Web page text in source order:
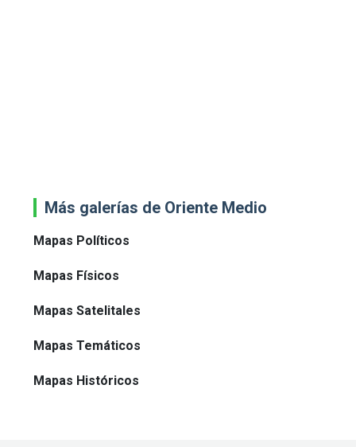
Más galerías de Oriente Medio
Mapas Políticos
Mapas Físicos
Mapas Satelitales
Mapas Temáticos
Mapas Históricos